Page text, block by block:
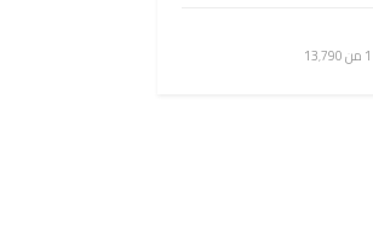
1 من 13٬790